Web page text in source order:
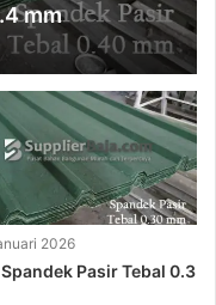
mm
2026
Pasir Tebal 0.3